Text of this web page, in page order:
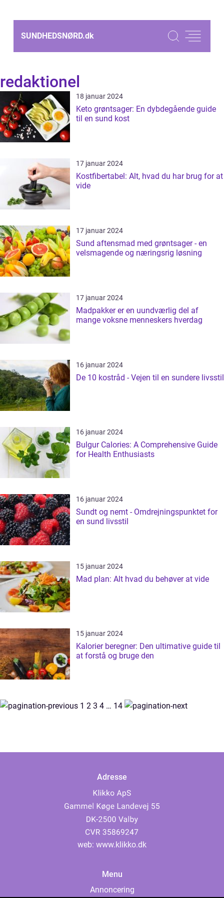
SUNDHEDSNØRD.dk
redaktionel
18 januar 2024
Keto grøntsager: En dybdegående guide
til en sund kost
17 januar 2024
Kostfibertabel: Alt, hvad du har brug for at
vide
17 januar 2024
Sund aftensmad med grøntsager - en
velsmagende og næringsrig løsning
17 januar 2024
Madpakker er en uundværlig del af
mange voksne menneskers hverdag
16 januar 2024
De 10 kostråd - Vejen til en sundere livsstil
16 januar 2024
Bulgur Calories: A Comprehensive Guide
for Health Enthusiasts
16 januar 2024
Sundt og nemt - Omdrejningspunktet for
en sund livsstil
15 januar 2024
Mad plan: Alt hvad du behøver at vide
15 januar 2024
Kalorier beregner: Den ultimative guide til
at forstå og bruge den
1 2 3 4 … 14
Adresse
web: www.klikko.dk
Menu
Annoncering